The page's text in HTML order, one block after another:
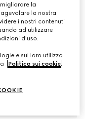
la
la nostra
i nostri contenuti
ad utilizzare
d'uso.
e sul loro utilizzo
Politica sui cookie